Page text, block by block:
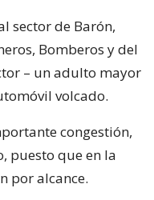
sector de Barón,
Bomberos y del
– un adulto mayor
volcado.
congestión,
puesto que en la
por alcance.